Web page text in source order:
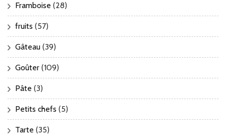
Framboise (28)
fruits (57)
Gâteau (39)
Goûter (109)
Pâte (3)
Petits chefs (5)
Tarte (35)